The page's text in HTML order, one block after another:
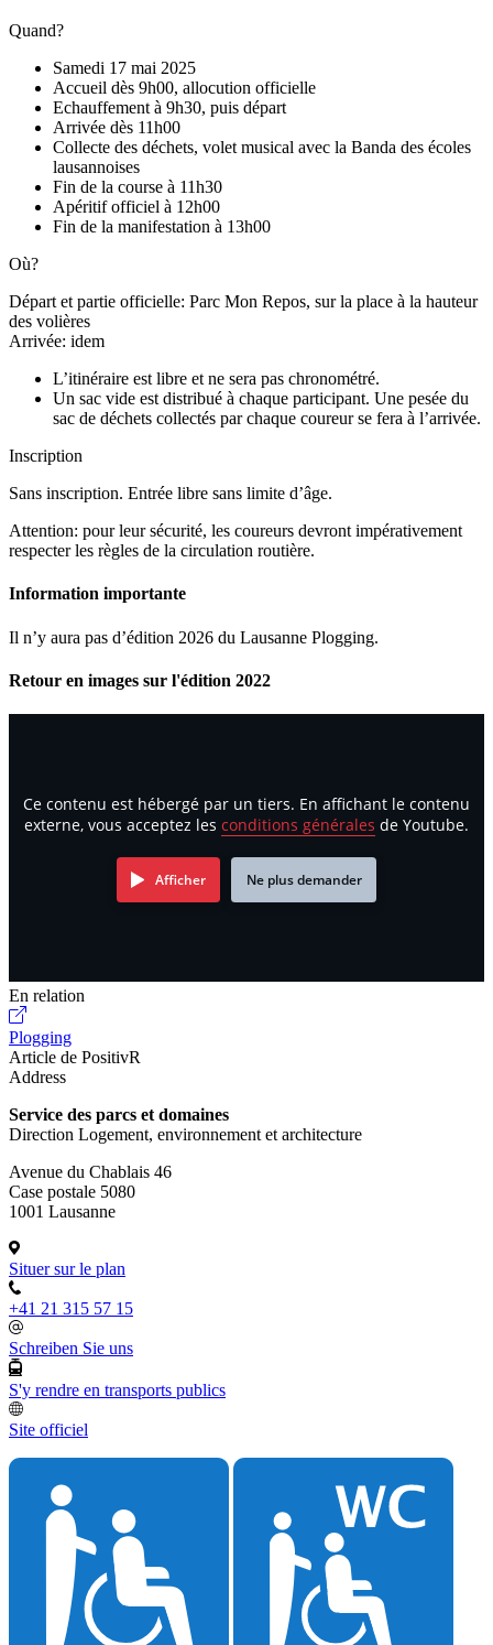
Quand?
Samedi 17 mai 2025
Accueil dès 9h00, allocution officielle
Echauffement à 9h30, puis départ
Arrivée dès 11h00
Collecte des déchets, volet musical avec la Banda des écoles
lausannoises
Fin de la course à 11h30
Apéritif officiel à 12h00
Fin de la manifestation à 13h00
Où?
Départ et partie officielle: Parc Mon Repos, sur la place à la hauteur
des volières
Arrivée: idem
L’itinéraire est libre et ne sera pas chronométré.
Un sac vide est distribué à chaque participant. Une pesée du
sac de déchets collectés par chaque coureur se fera à l’arrivée.
Inscription
Sans inscription. Entrée libre sans limite d’âge.
Attention: pour leur sécurité, les coureurs devront impérativement
respecter les règles de la circulation routière.
Information importante
Il n’y aura pas d’édition 2026 du Lausanne Plogging.
Retour en images sur l'édition 2022
Ce contenu est hébergé par un tiers. En affichant le contenu
externe, vous acceptez les conditions générales de Youtube.
Afficher Ne plus demander
En relation
Plogging
Article de PositivR
Address
Service des parcs et domaines
Direction Logement, environnement et architecture
Avenue du Chablais 46
Case postale 5080
1001 Lausanne
Situer sur le plan
+41 21 315 57 15
Schreiben Sie uns
S'y rendre en transports publics
Site officiel